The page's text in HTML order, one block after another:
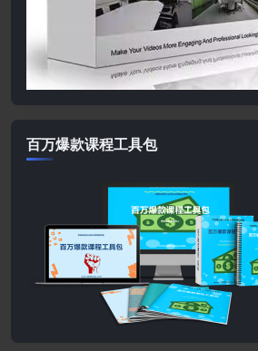
百万爆款课程工具包